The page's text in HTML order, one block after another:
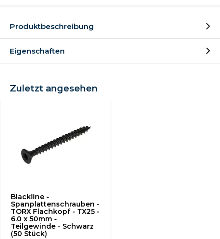
Produktbeschreibung
Eigenschaften
Zuletzt angesehen
Blackline -
Spanplattenschrauben -
TORX Flachkopf - TX25 -
6.0 x 50mm -
Teilgewinde - Schwarz
(50 Stück)